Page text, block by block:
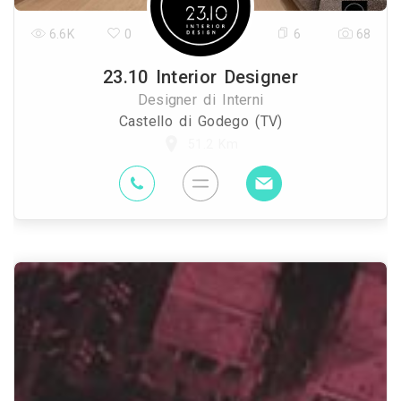
23.10 Interior Designer
Designer di Interni
Castello di Godego (TV)
6.6K 0 6 68